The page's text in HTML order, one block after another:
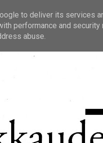
to deliver its services
performance and
abuse.